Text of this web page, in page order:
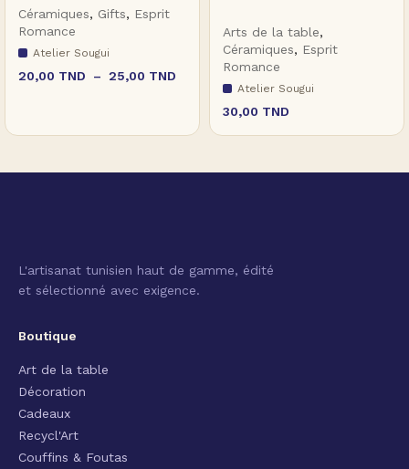
Céramiques, Gifts, Esprit
Romance
Atelier Sougui
20,00 TND – 25,00 TND
Arts de la table,
Céramiques, Esprit
Romance
Atelier Sougui
30,00 TND
L'artisanat tunisien haut de gamme, édité
et sélectionné avec exigence.
Boutique
Art de la table
Décoration
Cadeaux
Recycl'Art
Couffins & Foutas